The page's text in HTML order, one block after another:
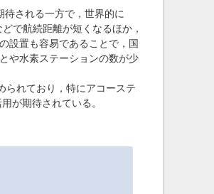
される一方で，世界的に
で航続距離が短くなるほか，
設置も容易であることで，国
や水素ステーションの数が少
られており，特にアコーステ
が期待されている。